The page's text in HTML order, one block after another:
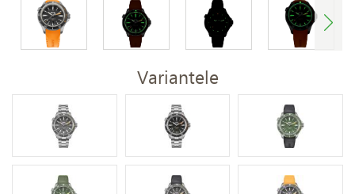
Variantele